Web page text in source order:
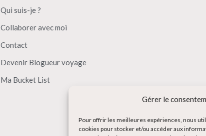
Gérer le
Pour offrir les meilleures expériences, nous
cookies pour stocker et/ou accéder aux
Qui suis-je ?
Collaborer avec moi
Contact
Devenir Blogueur voyage
Ma Bucket List